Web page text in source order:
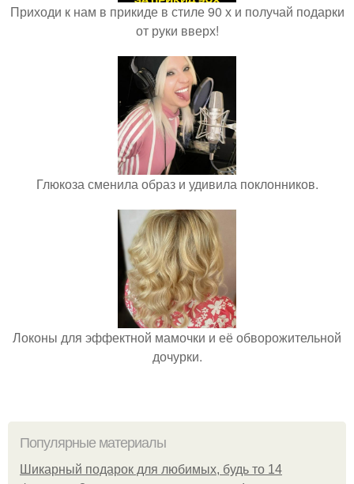
Приходи к нам в прикиде в стиле 90 х и получай подарки
от руки вверх!
Глюкоза сменила образ и удивила поклонников.
Локоны для эффектной мамочки и её обворожительной
дочурки.
Популярные материалы
Шикарный подарок для любимых, будь то 14